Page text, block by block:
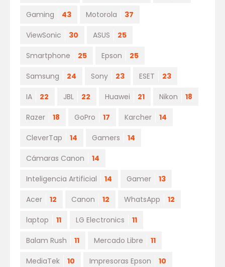
Gaming 43 Motorola 37
ViewSonic 30 ASUS 25
Smartphone 25 Epson 25
Samsung 24 Sony 23 ESET 23
IA 22 JBL 22 Huawei 21 Nikon 18
Razer 18 GoPro 17 Karcher 14
CleverTap 14 Gamers 14
Cámaras Canon 14
Inteligencia Artificial 14 Gamer 13
Acer 12 Canon 12 WhatsApp 12
laptop 11 LG Electronics 11
Balam Rush 11 Mercado Libre 11
MediaTek 10 Impresoras Epson 10